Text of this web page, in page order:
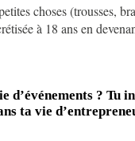
choses (trousses,
à 18 ans en
? Tu
ta vie